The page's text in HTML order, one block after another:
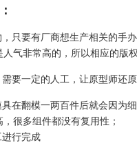
只要有厂商想生产相关的手
气非常高的，所以相应的版
要一定的人工，让原型师还
在翻模一两百件后就会因为
很多组件都没有复用性；
行完成